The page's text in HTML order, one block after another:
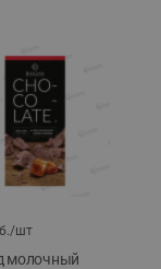
шт
молочный